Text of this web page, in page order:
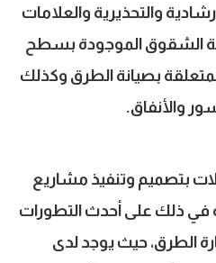
والتحذيرية والعلامات
الشقوق الموجودة بسطح
بصيانة الطرق وكذلك
والأنفاق.
بتصميم وتنفيذ مشاريع
في ذلك على أحدث التطورات
الطرق، حيث يوجد لدى